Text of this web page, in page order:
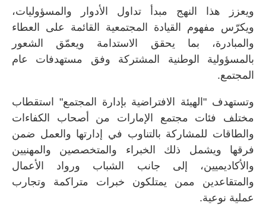
ويعزز هذا النهج مبدأ تداول الأدوار والمسؤوليات،
ويكرّس مفهوم القيادة المجتمعية القائمة على العطاء
والمبادرة، بما يحقق الاستدامة ويعمّق الشعور
بالمسؤولية الوطنية المشتركة وفق مستهدفات عام
المجتمع.
وتستهدف "الهيئة الافتراضية بإدارة المجتمع" استقطاب
مختلف فئات مجتمع الإمارات من أصحاب الكفاءات
والطاقات للمشاركة بالتناوب في إدارتها والعمل ضمن
فرقها ويشمل ذلك الخبراء والمتخصصين والمهنيين
والأكاديميين، إلى جانب الشباب ورواد الأعمال
والمتقاعدين ممن يمتلكون خبرات متراكمة وتجارب
عملية نوعية.